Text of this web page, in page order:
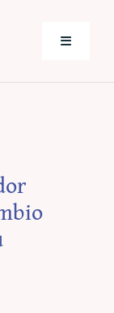
Toggle